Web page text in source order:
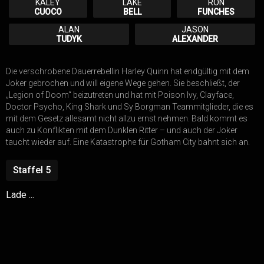
KALEY
CUOCO
LAKE
BELL
RON
FUNCHES
ALAN
TUDYK
JASON
ALEXANDER
Die verschrobene Dauerrebellin Harley Quinn hat endgültig mit dem
Joker gebrochen und will eigene Wege gehen. Sie beschließt, der
„Legion of Doom“ beizutreten und hat mit Poison Ivy, Clayface,
Doctor Psycho, King Shark und Sy Borgman Teammitglieder, die es
mit dem Gesetz allesamt nicht allzu ernst nehmen. Bald kommt es
auch zu Konflikten mit dem Dunklen Ritter – und auch der Joker
taucht wieder auf. Eine Katastrophe für Gotham City bahnt sich an.
Staffel 5
Lade ...